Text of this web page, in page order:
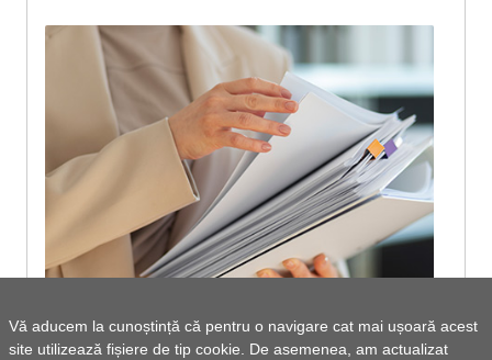
Vă aducem la cunoștință că pentru o navigare cat mai ușoară acest
site utilizează fișiere de tip cookie. De asemenea, am actualizat